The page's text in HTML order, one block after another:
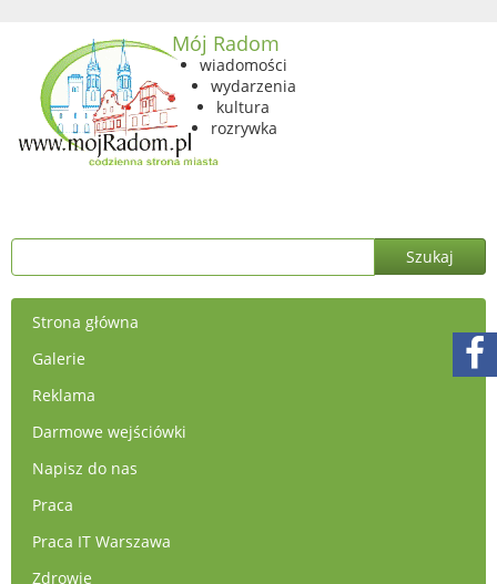
Mój Radom
wiadomości
wydarzenia
kultura
rozrywka
Strona główna
Galerie
Reklama
Darmowe wejściówki
Napisz do nas
Praca
Praca IT Warszawa
Zdrowie